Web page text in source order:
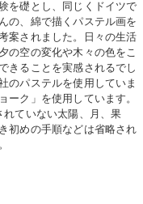
を礎とし、同じくドイツで
の、綿で描くパステル画を
案されました。日々の生活
の空の変化や木々の色をこ
きることを実感されるでし
のパステルを使用していま
ーク」を使用しています。
ていない太陽、月、果
初めの手順などは省略され